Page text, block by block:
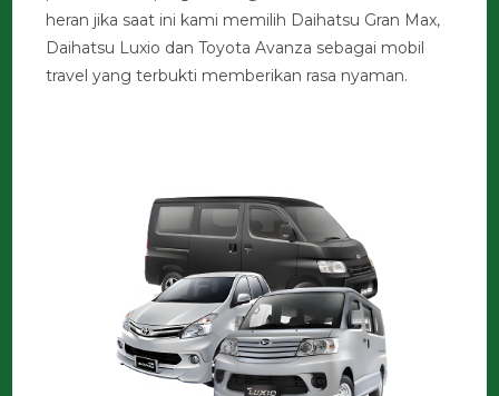
heran jika saat ini kami memilih Daihatsu Gran Max,
Daihatsu Luxio dan Toyota Avanza sebagai mobil
travel yang terbukti memberikan rasa nyaman.